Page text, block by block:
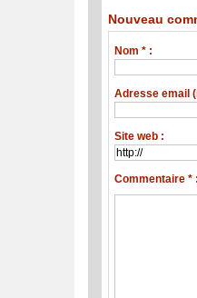
Nouveau
Nom * :
Adresse email
Site web :
Commentaire * :